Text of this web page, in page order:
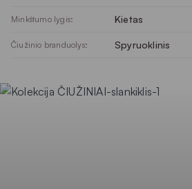
Minkštumo lygis: Kietas
Čiužinio branduolys: Spyruoklinis